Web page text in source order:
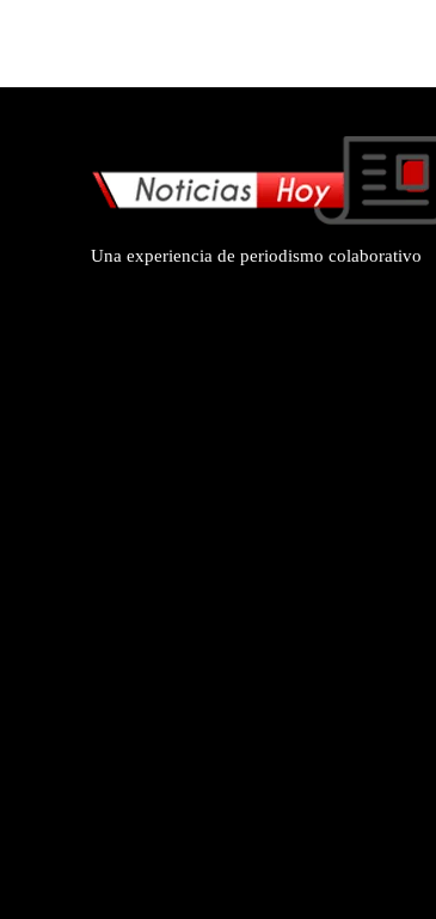
Una experiencia de periodismo colaborativo